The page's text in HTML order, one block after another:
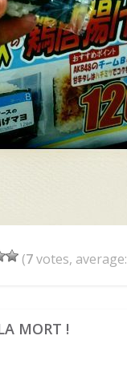
(7votes, average:
MORT !